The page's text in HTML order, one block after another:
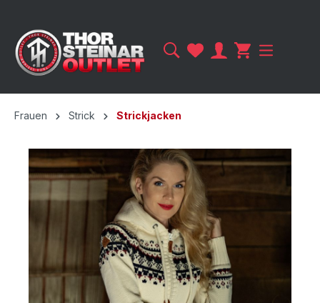
Frauen Strick Strickjacken